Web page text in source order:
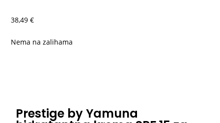
38,49€
Nema na zalihama
Prestige by Yamuna